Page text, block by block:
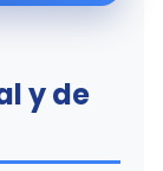
y de